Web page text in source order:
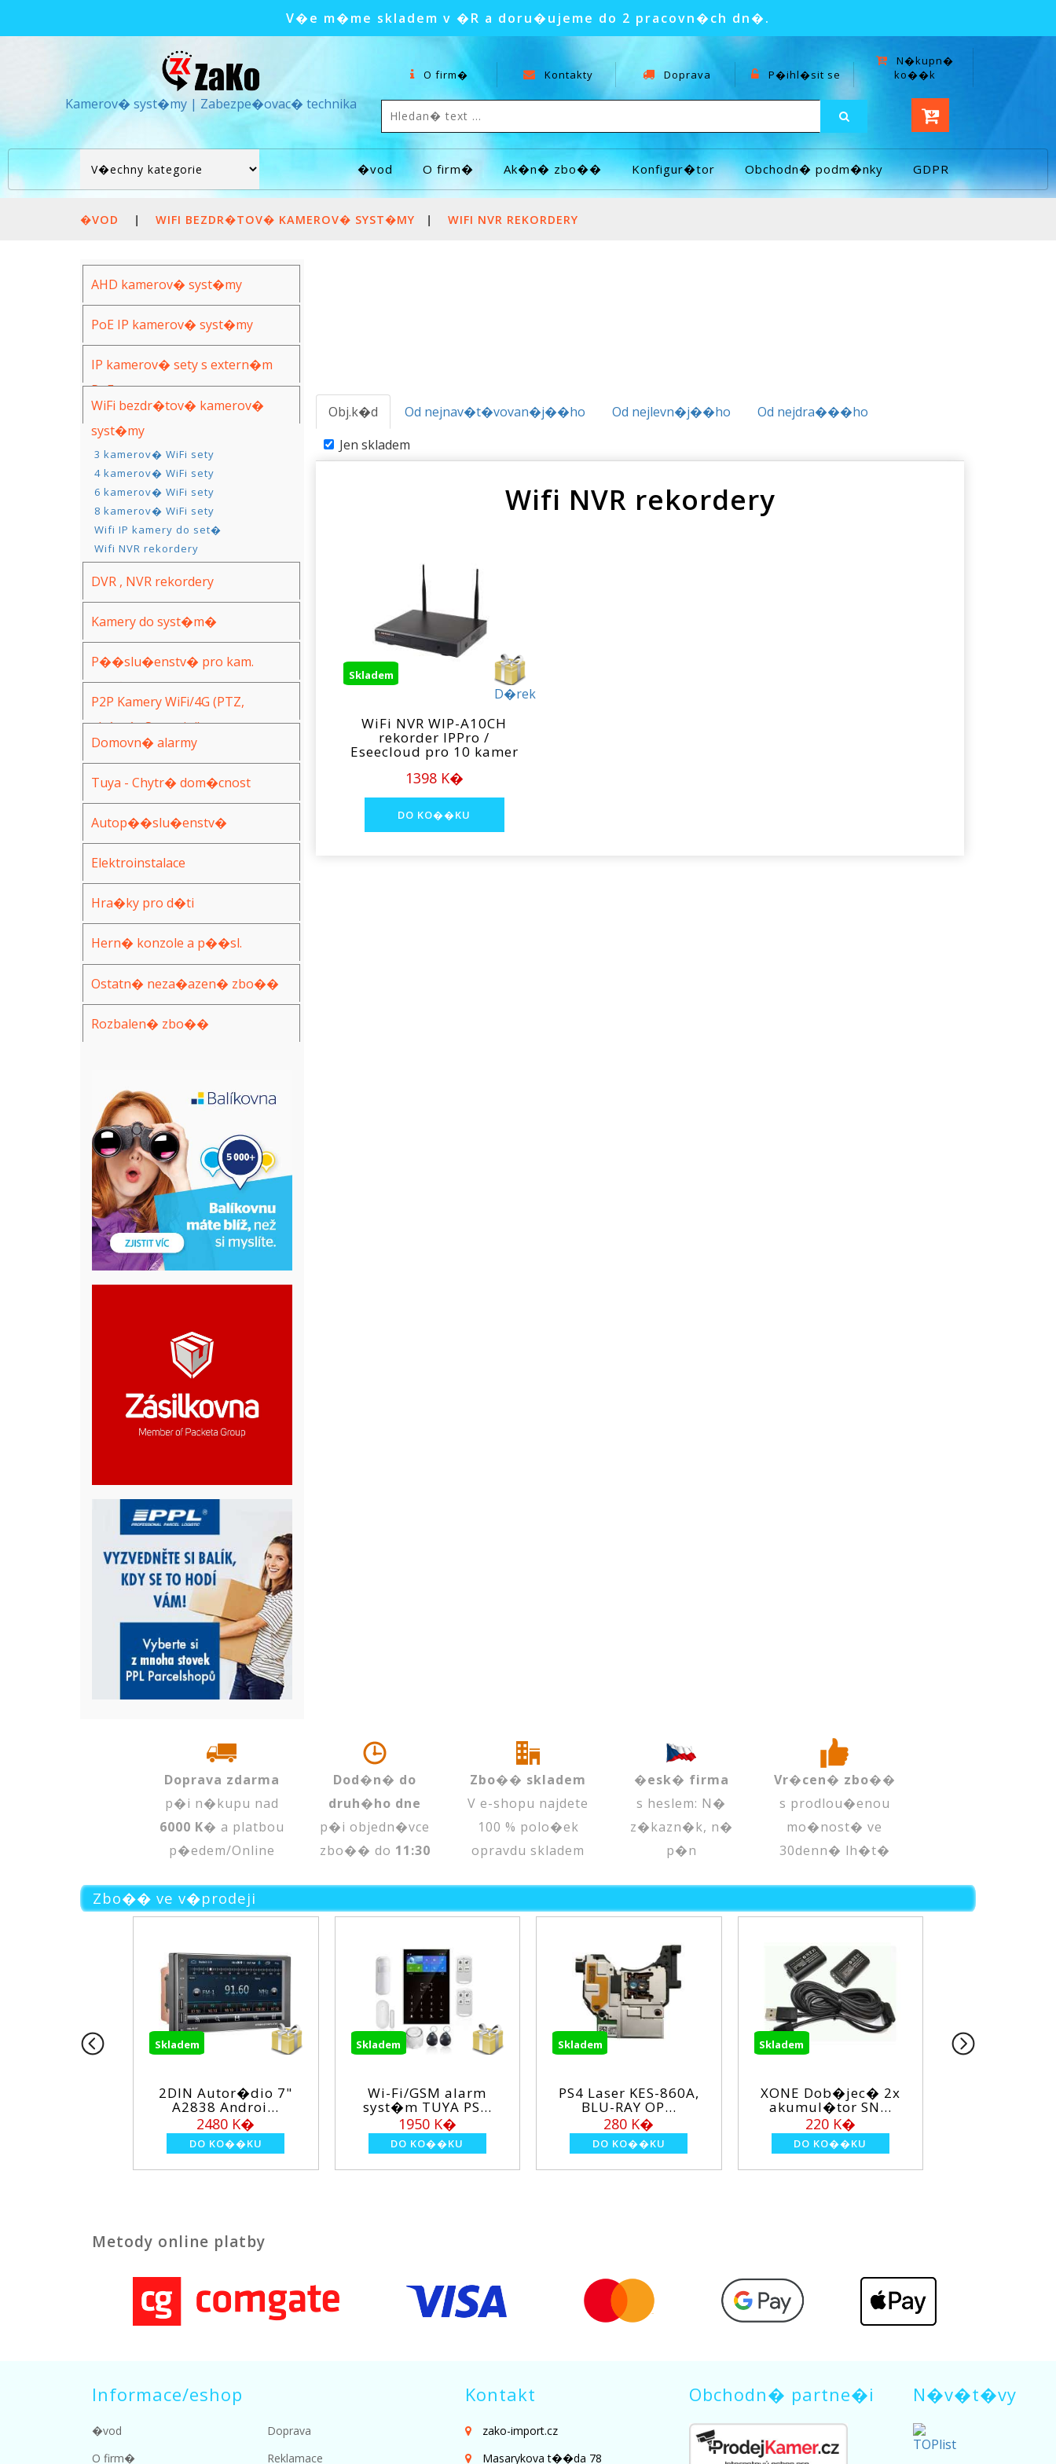
V�e m�me skladem v �R a doru�ujeme do 2 pracovn�ch dn�.
Kamerov� syst�my | Zabezpe�ovac� technika
O firm� Kontakty Doprava P�ihl�sit se
N�kupn�
ko��k
�vod O firm� Ak�n� zbo�� Konfigur�tor Obchodn� podm�nky GDPR
�VOD | WIFI BEZDR�TOV� KAMEROV� SYST�MY | WIFI NVR REKORDERY
AHD kamerov� syst�my
PoE IP kamerov� syst�my
IP kamerov� sety s extern�m
PoE
WiFi bezdr�tov� kamerov�
syst�my
2 kamerov� WiFi sety
3 kamerov� WiFi sety
4 kamerov� WiFi sety
6 kamerov� WiFi sety
8 kamerov� WiFi sety
Wifi IP kamery do set�
Wifi NVR rekordery
DVR , NVR rekordery
Kamery do syst�m�
(AHD,IP,WiFi)
P��slu�enstv� pro kam.
syst�my
P2P Kamery WiFi/4G (PTZ,
ak�n�, Spy, mini)
Domovn� alarmy
Tuya - Chytr� dom�cnost
Autop��slu�enstv�
Elektroinstalace
Hra�ky pro d�ti
Hern� konzole a p��sl.
Ostatn� neza�azen� zbo��
Rozbalen� zbo��
Obj.k�d Od nejnav�t�vovan�j��ho Od nejlevn�j��ho
Od nejdra���ho
Jen skladem
Wifi NVR rekordery
D�rek
Skladem
WiFi NVR WIP-A10CH
rekorder IPPro /
Eseecloud pro 10 kamer
1398 K�
Doprava zdarma
p�i n�kupu nad
6000 K� a platbou
p�edem/Online
Dod�n� do
druh�ho dne
p�i objedn�vce
zbo�� do 11:30
Zbo�� skladem
V e-shopu najdete
100 % polo�ek
opravdu skladem
�esk� firma
s heslem: N�
z�kazn�k, n�
p�n
Vr�cen� zbo��
s prodlou�enou
mo�nost� ve
30denn� lh�t�
Zbo�� ve v�prodeji
Skladem
2DIN Autor�dio 7"
A2838 Androi...
Skladem
Wi-Fi/GSM alarm
syst�m TUYA PS...
Skladem
PS4 Laser KES-860A,
BLU-RAY OP...
XONE Dob�jec� 2x
akumul�tor SN...
XONE Nab�jec�
Metody online platby
Informace/eshop
�vod
O firm�
Doprava
Reklamace
Kontakt
zako-import.cz
Masarykova t��da 78
Obchodn� partne�i N�v�t�vy